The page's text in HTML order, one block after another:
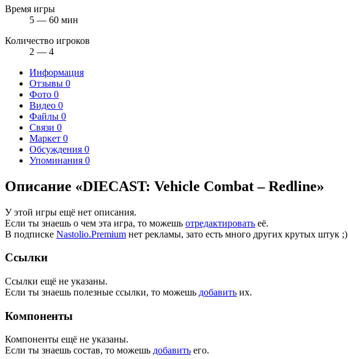
Время игры
5 — 60 мин
Количество игроков
2 — 4
Информация
Отзывы 0
Фото 0
Видео 0
Файлы 0
Связи 0
Маркет 0
Обсуждения 0
Упоминания 0
Описание «DIECAST: Vehicle Combat – Redline»
У этой игры ещё нет описания.
Если ты знаешь о чем эта игра, то можешь отредактировать её.
В подписке Nastolio.Premium нет рекламы, зато есть много других крутых штук ;)
Ссылки
Ссылки ещё не указаны.
Если ты знаешь полезные ссылки, то можешь добавить их.
Компоненты
Компоненты ещё не указаны.
Если ты знаешь состав, то можешь добавить его.